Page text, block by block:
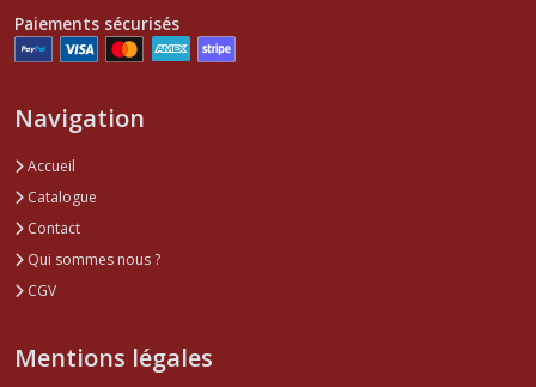
Paiements sécurisés
Navigation
Accueil
Catalogue
Contact
Qui sommes nous ?
CGV
Mentions légales